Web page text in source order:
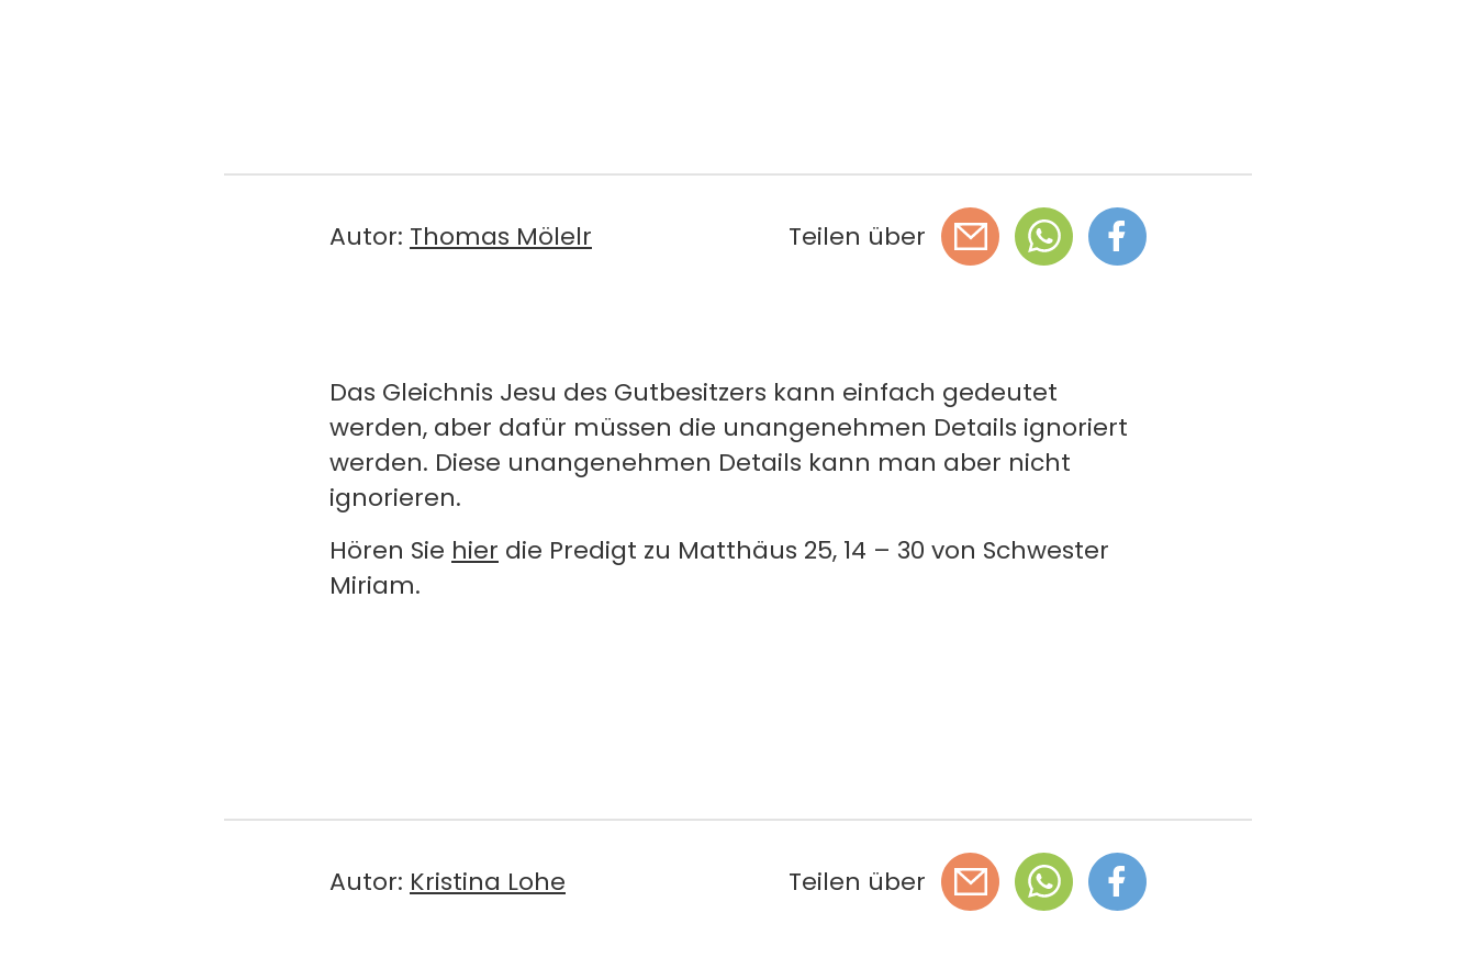
Autor: Thomas Mölelr Teilen über
Das Gleichnis Jesu des Gutbesitzers kann einfach gedeutet
werden, aber dafür müssen die unangenehmen Details ignoriert
werden. Diese unangenehmen Details kann man aber nicht
ignorieren.
Hören Sie hier die Predigt zu Matthäus 25, 14 – 30 von Schwester
Miriam.
Autor: Kristina Lohe Teilen über